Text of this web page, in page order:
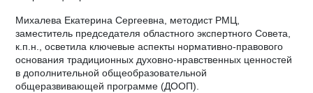
Михалева Екатерина Сергеевна, методист РМЦ,
заместитель председателя областного экспертного Совета,
к.п.н., осветила ключевые аспекты нормативно-правового
основания традиционных духовно-нравственных ценностей
в дополнительной общеобразовательной
общеразвивающей программе (ДООП).